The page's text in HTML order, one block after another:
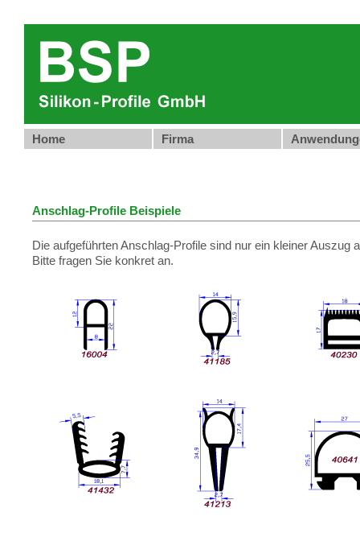
Anschlag-Profile Beispiele
Die aufgeführten Anschlag-Profile sind nur ein kleiner Auszug
Bitte fragen Sie konkret an.
Home Firma